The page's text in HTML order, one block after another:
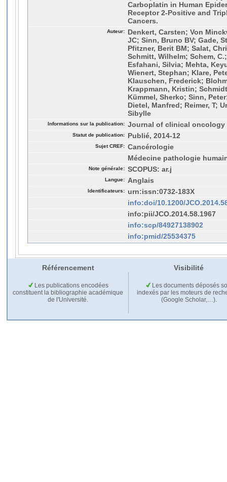
Carboplatin in Human
Receptor 2-Positive and
Cancers.
Auteur:
Denkert, Carsten; Von
JC; Sinn, Bruno BV; Gade,
Pfitzner, Berit BM; Salat,
Schmitt, Wilhelm; Schem,
Esfahani, Silvia; Mehta,
Wienert, Stephan; Klare,
Klauschen, Frederick;
Krappmann, Kristin;
Kümmel, Sherko; Sinn,
Dietel, Manfred; Reimer, T;
Sibylle
Informations sur la publication: Journal of clinical oncology
Statut de publication: Publié, 2014-12
Sujet CREF: Cancérologie
Médecine pathologie
Note générale: SCOPUS: ar.j
Langue: Anglais
Identificateurs:
urn:issn:0732-183X
info:doi/10.1200/
info:pii/JCO.2014.58.1967
info:scp/84927138902
info:pmid/25534375
Référencement Visibilité
Les publications encodées
constituent la bibliographie académique
de l'Université.
Les documents déposés
indexés par les moteurs de
(Google Scholar,…).